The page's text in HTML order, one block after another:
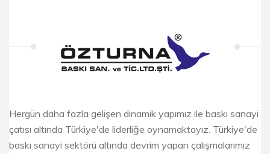
Hergün daha fazla gelişen dinamik yapımız ile baskı sanayi
çatısı altında Türkiye'de liderliğe oynamaktayız. Türkiye'de
baskı sanayi sektörü altında devrim yapan çalışmalarımız